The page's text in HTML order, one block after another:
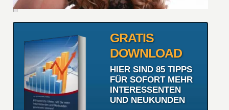
GRATIS
DOWNLOAD
HIER SIND 85 TIPPS
FÜR SOFORT MEHR
INTERESSENTEN
UND NEUKUNDEN